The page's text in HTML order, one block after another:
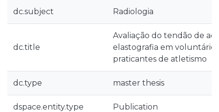
dc.subject Radiologia
dc.title
Avaliação do tendão de
elastografia em
praticantes de atletismo
dc.type master thesis
dspace.entity.type Publication